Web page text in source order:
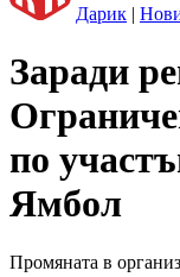
Дарик |
Заради
по
Ямбол
Промяната в